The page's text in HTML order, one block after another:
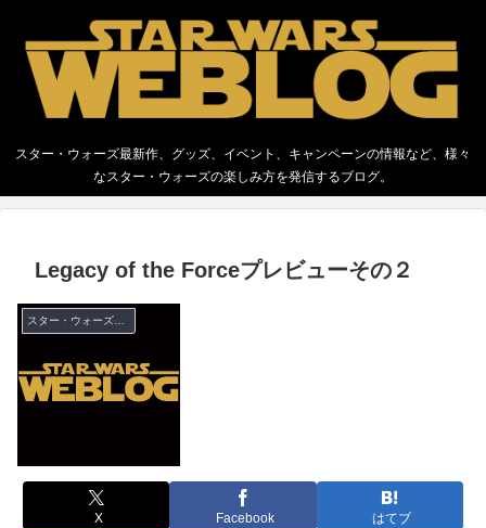
スター・ウォーズ最新作、グッズ、イベント、キャンペーンの情報など、様々
なスター・ウォーズの楽しみ方を発信するブログ。
Legacy of the Forceプレビューその２
X Facebook はてブ